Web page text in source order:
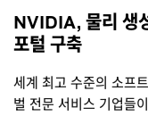
NVIDIA, 물리 생
포털 구축
세계 최고 수준의 소프
벌 전문 서비스 기업들